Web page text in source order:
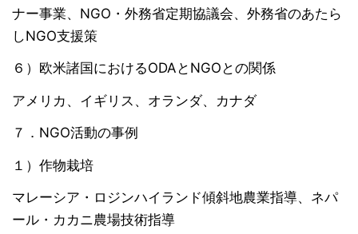
ナー事業、NGO・外務省定期協議会、外務省のあたら
しNGO支援策
６）欧米諸国におけるODAとNGOとの関係
アメリカ、イギリス、オランダ、カナダ
７．NGO活動の事例
１）作物栽培
マレーシア・ロジンハイランド傾斜地農業指導、ネパ
ール・カカニ農場技術指導